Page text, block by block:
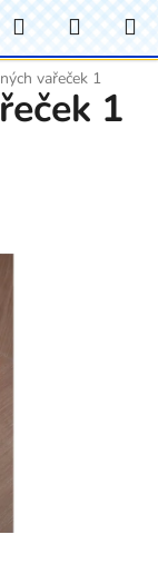
Hledat
KOŠÍK
vařeček 1
1